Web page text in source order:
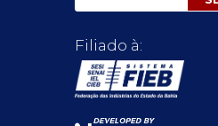
Filiado à: